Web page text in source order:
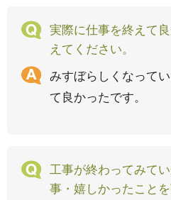
実際に仕事を終えて
えてください。
みすぼらしくなって
て良かったです。
工事が終わってみて
事・嬉しかったこと